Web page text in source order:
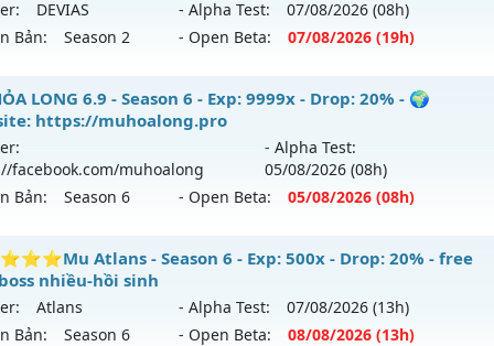
Xshiel
30/07/2626
Non Reset
Mu Nguyên bản Webzen
Xshiel
DEVIAS - Alpha Test: 07/08/2026 (08h)
Bản:
Season 2 - Open Beta: 07/08/2026 (19h)
MU HÀ NỘI 💥 - 💎 ĐUA TOP NHẬN ATM- pk 24/24💎
mới ra tháng 08 2026 - Mở máy chủ
DEVIAS
150x - Drop: 5%
loại: Mu Nguyên bản Webzen
BDCAM
LONG 6.9 - Season 6 - Exp: 9999x - Drop: 20% - 🌍
https://muhoalong.pro
facebook.com/muhoalong
- Alpha Test:
05/08/2026 (08h)
Bản:
Season 6 - Open Beta: 05/08/2026 (08h)
LONG 6.9 - 🌍 Website: https://muhoalong.pro
ra tháng 08 2026 - Mở máy chủ https://facebook.com/
05/08/2626
Atlans - Season 6 - Exp: 500x - Drop: 20% - free
nhiều-hồi sinh
Atlans - Alpha Test: 07/08/2026 (13h)
Bản:
Season 6 - Open Beta: 08/08/2026 (13h)